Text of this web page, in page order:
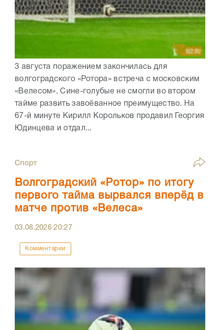
3 августа поражением закончилась для
волгоградского «Ротора» встреча с московским
«Велесом». Сине-голубые не смогли во втором
тайме развить завоёванное преимущество. На
67-й минуте Кирилл Корольков продавил Георгия
Юдинцева и отдал...
Спорт
Волгоградский «Ротор» по итогу
первого тайма вырвался вперёд в
матче против «Велеса»
03.08.202620:27
Комментарии